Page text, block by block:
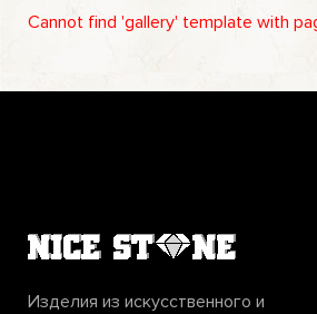
Cannot find 'gallery' template with
Изделия из искусственного и